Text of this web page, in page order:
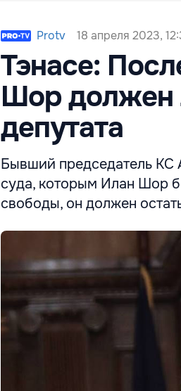
Protv 18 апреля 2023,
Тэнасе:
Шор должен
депутата
Бывший председатель КС
суда, которым Илан Шор
свободы, он должен